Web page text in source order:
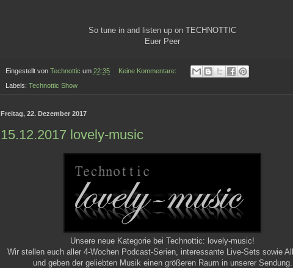
So tune in and listen up on TECHNOTTIC
Euer Peer
Eingestellt von Technottic um 22:35 Keine Kommentare:
Labels: Technottic Show
Freitag, 22. Dezember 2017
15.12.2017 lovely-music
Unsere neue Kategorie bei Technottic: lovely-music!
Wir stellen euch aller 4-Wochen Podcast-Serien, interessante Live-Sets sowie
und geben der geliebten Musik einen größeren Raum in unserer Sendung.